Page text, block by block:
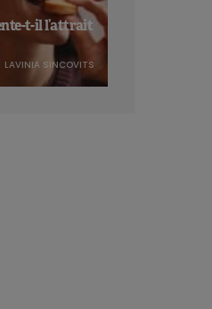
t-il l’attrait
LAVINIA SINCOVITS